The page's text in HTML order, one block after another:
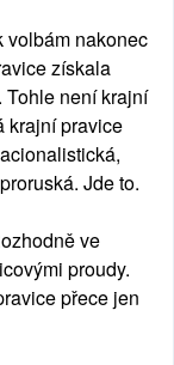
volbám nakonec
získala
Tohle není krajní
krajní pravice
Jde to.
ve
proudy.
přece jen